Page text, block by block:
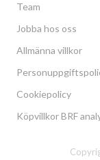
Team
Jobba hos oss
Allmänna villkor
Cookiepolicy
Köpvillkor BRF